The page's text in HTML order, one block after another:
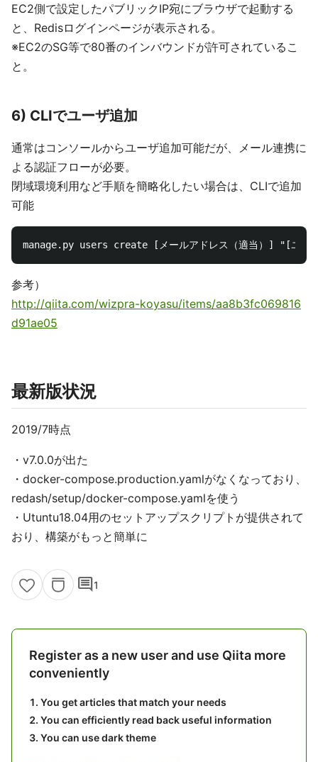
EC2側で設定したパブリックIP宛にブラウザで起動する
と、Redisログインページが表示される。
※EC2のSG等で80番のインバウンドが許可されているこ
と。
6) CLIでユーザ追加
通常はコンソールからユーザ追加可能だが、メール連携に
よる認証フローが必要。
閉域環境利用など手順を簡略化したい場合は、CLIで追加
可能
参考）
http://qiita.com/wizpra-koyasu/items/aa8b3fc069816
d91ae05
最新版状況
2019/7時点
・v7.0.0が出た
・docker-compose.production.yamlがなくなっており、
redash/setup/docker-compose.yamlを使う
・Utuntu18.04用のセットアップスクリプトが提供されて
おり、構築がもっと簡単に
comment1
Register as a new user and use Qiita more
conveniently
You get articles that match your needs
You can efficiently read back useful information
You can use dark theme